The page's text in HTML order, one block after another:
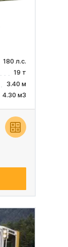
180 л.с.
19 т
3.40 м
4.30 м3